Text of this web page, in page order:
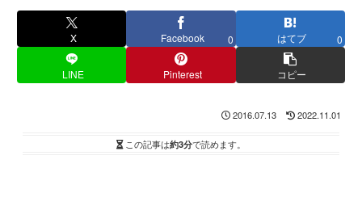
X Facebook 0 はてブ 0
LINE Pinterest コピー
2016.07.13 2022.11.01
この記事は約3分で読めます。